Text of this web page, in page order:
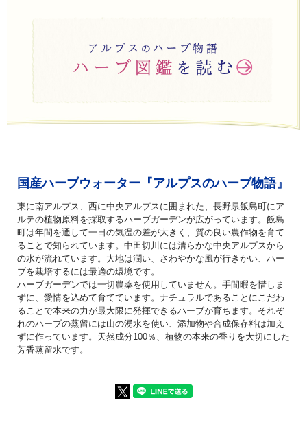
国産ハーブウォーター『アルプスのハーブ物語』
東に南アルプス、西に中央アルプスに囲まれた、長野県飯島町にア
ルテの植物原料を採取するハーブガーデンが広がっています。飯島
町は年間を通して一日の気温の差が大きく、質の良い農作物を育て
ることで知られています。中田切川には清らかな中央アルプスから
の水が流れています。大地は潤い、さわやかな風が行きかい、ハー
ブを栽培するには最適の環境です。
ハーブガーデンでは一切農薬を使用していません。手間暇を惜しま
ずに、愛情を込めて育てています。ナチュラルであることにこだわ
ることで本来の力が最大限に発揮できるハーブが育ちます。それぞ
れのハーブの蒸留には山の湧水を使い、添加物や合成保存料は加え
ずに作っています。天然成分100％、植物の本来の香りを大切にした
芳香蒸留水です。